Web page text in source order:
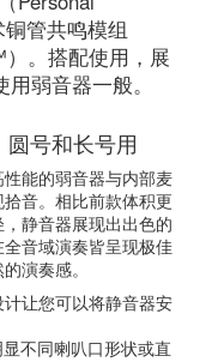
管共鸣模组
）。搭配使用，展
弱音器一般。
号和长号用
能的弱音器与内部麦
音。相比前款体积更
静音器展现出出色的
音域演奏皆呈现极佳
演奏感。
让您可以将静音器安
不同喇叭口形状或直